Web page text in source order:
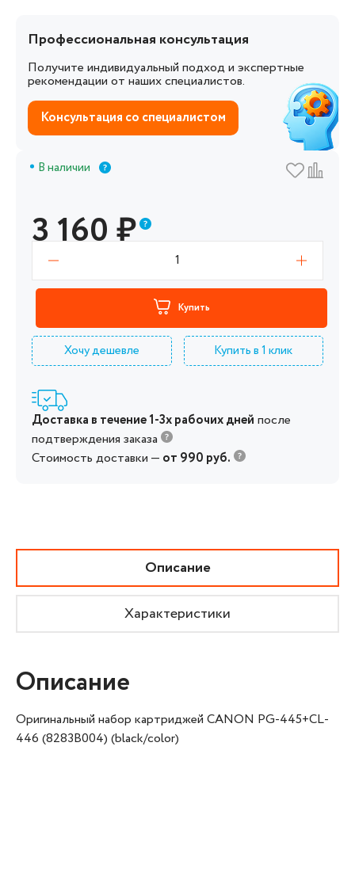
Профессиональная консультация
Получите индивидуальный подход и экспертные
рекомендации от наших специалистов.
Консультация со специалистом
В наличии
3 160₽
1
Купить
Хочу дешевле Купить в 1 клик
Доставка в течение 1-3х рабочих дней после
подтверждения заказа
Стоимость доставки — от 990 руб.
Описание
Характеристики
Описание
Оригинальный набор картриджей CANON PG-445+CL-
446 (8283B004) (black/color)